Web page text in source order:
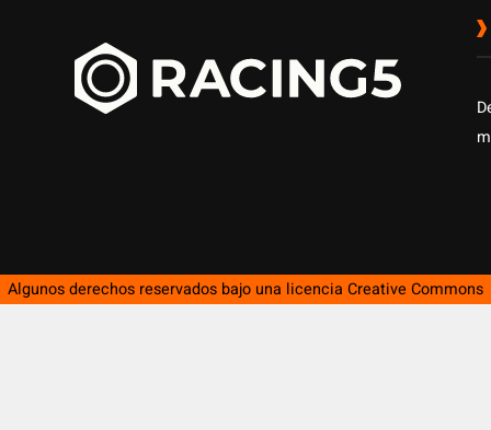
Algunos derechos reservados bajo una licencia Creative Commons